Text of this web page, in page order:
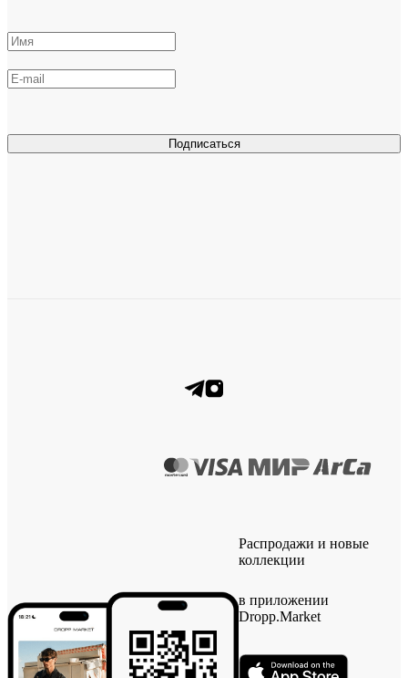
Подписаться
Распродажи и новые
коллекции
в приложении
Dropp.Market